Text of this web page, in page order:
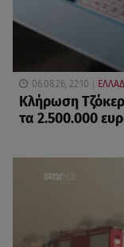
06.08.26, 22:10
Κλήρωση
τα 2.500.000